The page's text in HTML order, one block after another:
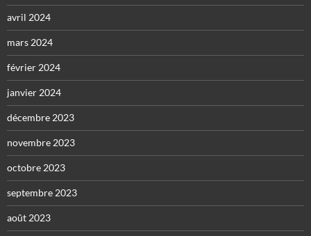
avril 2024
mars 2024
février 2024
janvier 2024
décembre 2023
novembre 2023
octobre 2023
septembre 2023
août 2023